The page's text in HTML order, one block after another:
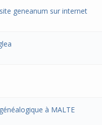
geneanum sur internet
à MALTE